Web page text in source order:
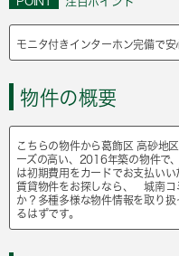
モニタ付きインターホン完備で
物件の概要
こちらの物件から葛飾区 高砂地
ーズの高い、2016年築の物件で
は初期費用をカードでお支払いい
賃貸物件をお探しなら、 城南コ
か？多種多様な物件情報を取り
るはずです。